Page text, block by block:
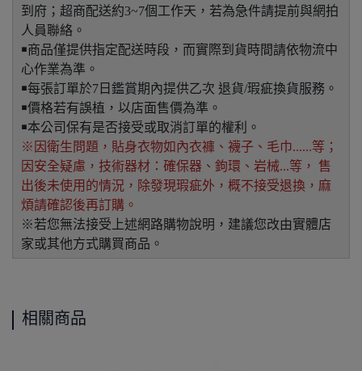
到府；超商配送約3~7個工作天，若為急件請提前與網拍
人員聯絡。
￭商品僅提供指定配送時段，而實際到貨時間請依物流中
心作業為準。
￭每張訂單於7日鑑賞期內提供乙次 退貨/瑕疵換貨服務。
￭價格若有誤植，以店面售價為準。
￭本公司保有是否接受或取消訂單的權利。
※因衛生問題，貼身衣物如內衣褲、襪子、毛巾......等；
因安全疑慮，技術器材：確保器、鉤環、岩械...等， 售
出後未使用的情況，除發現瑕疵外，概不接受退換，麻
煩請確認後再訂購。
※若您無法接受上述網路購物說明，建議您改由實體店
家或其他方式購買商品。
相關商品